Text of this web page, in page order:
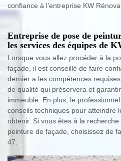
confiance à l’entreprise KW
Entreprise de pose de
les services des équipes de
Lorsque vous allez procéder à la
façade, il est conseillé de faire
dernier a les compétences
de qualité qui préservera et
immeuble. En plus, le
conseils techniques pour atteindre
obtenir. Si vous êtes à la
peinture de façade, choisissez de
47.